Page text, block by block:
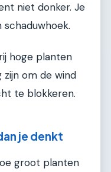
niet donker. Je
hoge planten
zijn om de wind
te blokkeren.
je denkt
groot planten